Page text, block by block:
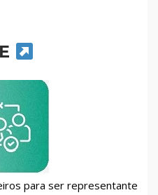
para ser representante